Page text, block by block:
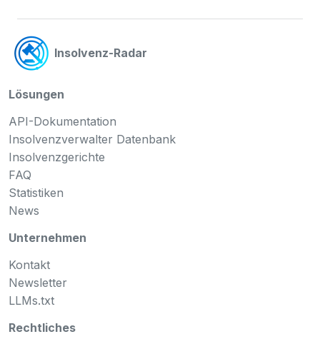
Insolvenz-Radar
Lösungen
API-Dokumentation
Insolvenzverwalter Datenbank
Insolvenzgerichte
FAQ
Statistiken
News
Unternehmen
Kontakt
Newsletter
LLMs.txt
Rechtliches